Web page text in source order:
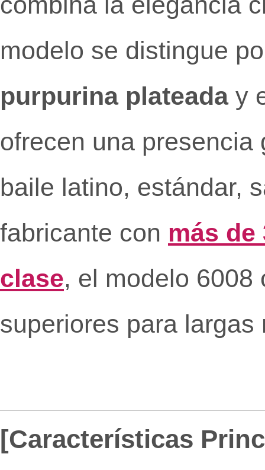
modelo se distingue
purpurina plateaday
ofrecen una
baile latino, estándar,
fabricante con más de
clase, el modelo 6008
superiores para largas
[Características